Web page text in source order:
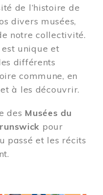
de l’histoire de
divers musées,
notre collectivité.
unique et
différents
commune, en
à les découvrir.
des Musées du
pour
passé et les récits